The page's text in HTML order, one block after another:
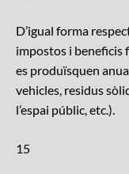
D’igual forma
impostos i beneficis
es produïsquen
vehicles, residus
l’espai públic, etc.).
15